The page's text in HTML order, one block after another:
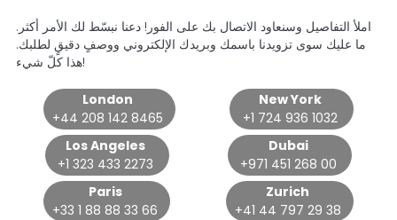
املأ التفاصيل وسنعاود الاتصال بك على الفور! دعنا نبسّط لك الأمر أكثر.
ما عليك سوى تزويدنا باسمك وبريدك الإلكتروني ووصفٍ دقيقٍ لطلبك.
هذا كلّ شيء!
London
+44 208 142 8465
New York
+1 724 936 1032
Los Angeles
+1 323 433 2273
Dubai
+971 451 268 00
Paris
+33 1 88 88 33 66
Zurich
+41 44 797 29 38